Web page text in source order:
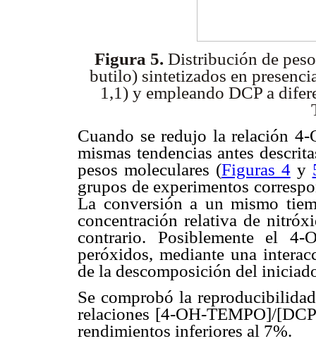
Figura 5. Distribución de
butilo) sintetizados en
1,1) y empleando DCP a
Cuando se redujo la relación
mismas tendencias antes
pesos moleculares (Figuras 4y
grupos de experimentos
La conversión a un mismo
concentración relativa de
contrario. Posiblemente el
peróxidos, mediante una
de la descomposición del
Se comprobó la
relaciones [4-OH-TEMPO]/
rendimientos inferiores al 7%.